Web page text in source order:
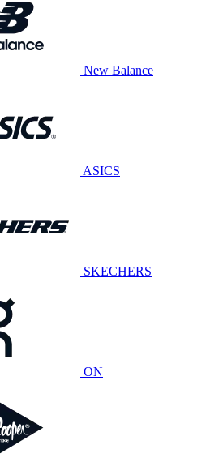
New Balance
ASICS
SKECHERS
ON